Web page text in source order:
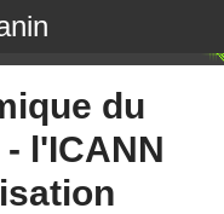
du
l'ICANN